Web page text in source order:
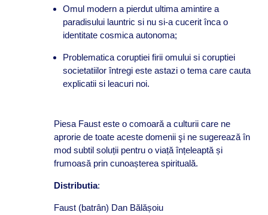
Omul modern a pierdut ultima amintire a
paradisului launtric si nu si-a cucerit înca o
identitate cosmica autonoma;
Problematica coruptiei firii omului si coruptiei
societatiilor întregi este astazi o tema care cauta
explicatii si leacuri noi.
Piesa Faust este o comoară a culturii care ne
aprorie de toate aceste domenii şi ne sugerează în
mod subtil soluții pentru o viață înțeleaptă și
frumoasă prin cunoașterea spirituală.
Distributia:
Faust (batrân) Dan Bălășoiu